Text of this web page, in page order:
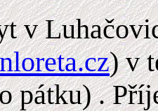
v
) v
pátku) .